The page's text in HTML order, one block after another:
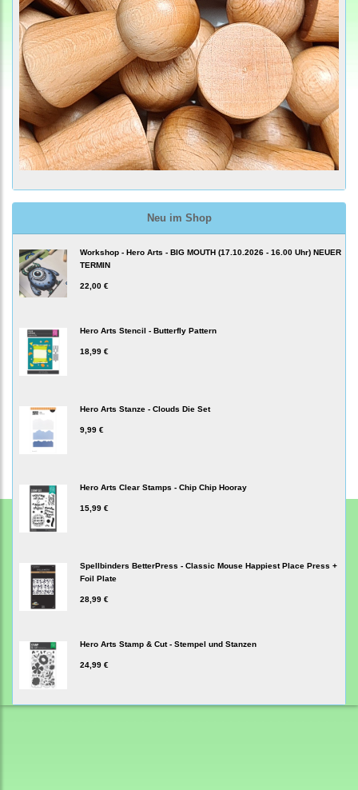
Neu im Shop
Workshop - Hero Arts - BIG MOUTH (17.10.2026 - 16.00 Uhr) NEUER
TERMIN
22,00 €
Hero Arts Stencil - Butterfly Pattern
18,99 €
Hero Arts Stanze - Clouds Die Set
9,99 €
Hero Arts Clear Stamps - Chip Chip Hooray
15,99 €
Spellbinders BetterPress - Classic Mouse Happiest Place Press +
Foil Plate
28,99 €
Hero Arts Stamp & Cut - Stempel und Stanzen
24,99 €